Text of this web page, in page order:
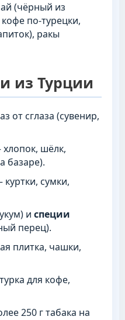
(чёрный из
по-турецки,
ракы
из Турции
от сглаза (сувенир,
шёлк,
базаре).
сумки,
и специи
перец).
плитка, чашки,
для кофе,
250 г табака на